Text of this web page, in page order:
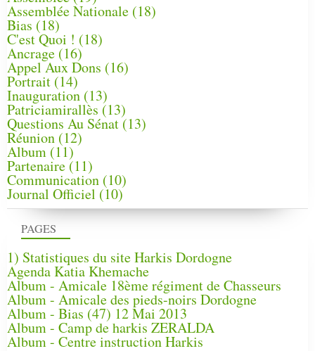
PAGES
1) Statistiques du site Harkis Dordogne
Agenda Katia Khemache
Album - Amicale 18ème régiment de Chasseurs
Album - Amicale des pieds-noirs Dordogne
Album - Bias (47) 12 Mai 2013
Album - Camp de harkis ZERALDA
Album - Centre instruction Harkis
Assemblée Nationale (18)
Bias (18)
C'est Quoi ! (18)
Ancrage (16)
Appel Aux Dons (16)
Portrait (14)
Inauguration (13)
Patriciamirallès (13)
Questions Au Sénat(13)
Réunion (12)
Album (11)
Partenaire(11)
Communication (10)
Journal Officiel (10)